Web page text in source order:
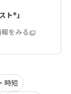
ト®」
をみる
時短